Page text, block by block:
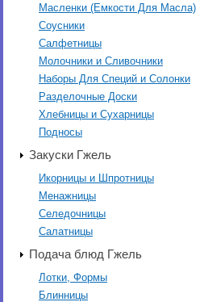
Масленки (Емкости Для Масла)
Соусники
Салфетницы
Молочники и Сливочники
Наборы Для Специй и Солонки
Разделочные Доски
Хлебницы и Сухарницы
Подносы
Закуски Гжель
Икорницы и Шпротницы
Менажницы
Селедочницы
Салатницы
Подача блюд Гжель
Лотки, Формы
Блинницы